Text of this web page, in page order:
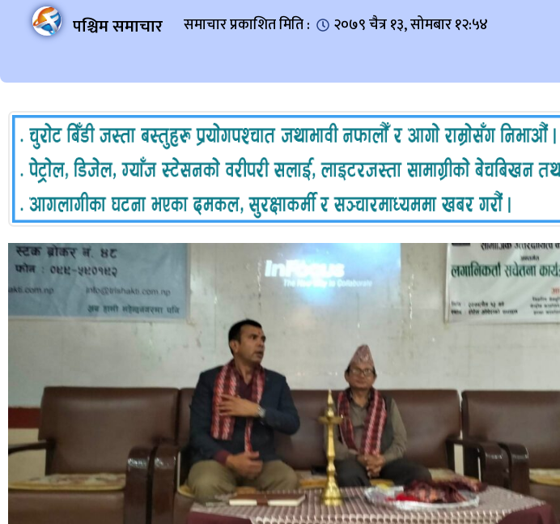
पश्चिम समाचार समाचार प्रकाशित मिति : २०७९ चैत्र १३, सोमबार १२:५४